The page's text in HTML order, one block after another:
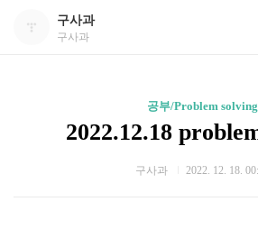
구사과
구사과
공부/Problem solving
2022.12.18
구사과 2022. 12. 18.